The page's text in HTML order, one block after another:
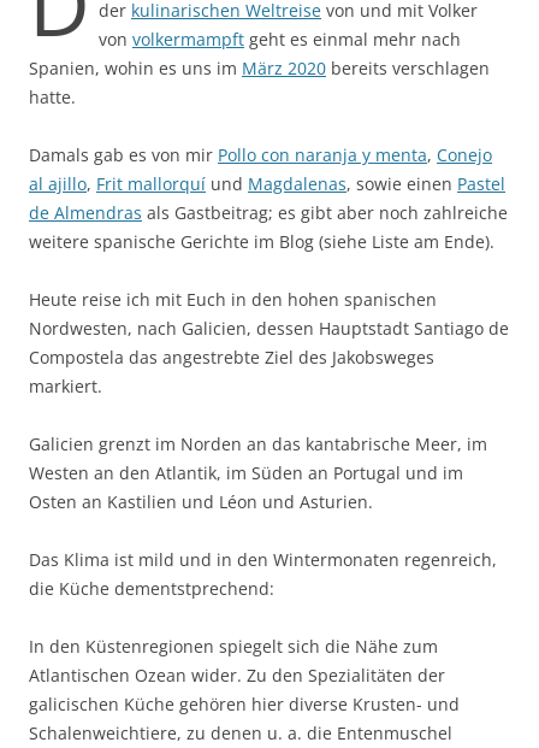
der kulinarischen Weltreise von und mit Volker
von volkermampft geht es einmal mehr nach
Spanien, wohin es uns im März 2020 bereits verschlagen
hatte.
Damals gab es von mir Pollo con naranja y menta, Conejo
al ajillo, Frit mallorquí und Magdalenas, sowie einen Pastel
de Almendras als Gastbeitrag; es gibt aber noch zahlreiche
weitere spanische Gerichte im Blog (siehe Liste am Ende).
Heute reise ich mit Euch in den hohen spanischen
Nordwesten, nach Galicien, dessen Hauptstadt Santiago de
Compostela das angestrebte Ziel des Jakobsweges
markiert.
Galicien grenzt im Norden an das kantabrische Meer, im
Westen an den Atlantik, im Süden an Portugal und im
Osten an Kastilien und Léon und Asturien.
Das Klima ist mild und in den Wintermonaten regenreich,
die Küche dementstprechend:
In den Küstenregionen spiegelt sich die Nähe zum
Atlantischen Ozean wider. Zu den Spezialitäten der
galicischen Küche gehören hier diverse Krusten- und
Schalenweichtiere, zu denen u. a. die Entenmuschel